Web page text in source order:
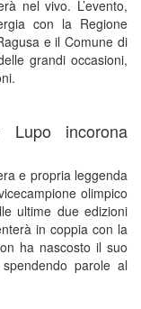
nel vivo. L’evento,
con la Regione
e il Comune di
grandi occasioni,
Lupo incorona
e propria leggenda
olimpico
ultime due edizioni
in coppia con la
ha nascosto il suo
parole al